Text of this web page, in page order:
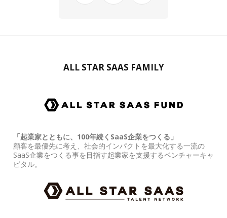
ALL STAR SAAS FAMILY
「起業家とともに、100年続くSaaS企業をつくる」
顧客を最優先に考え、社会的インパクトを最大化する一流の
SaaS企業をつくる事を目指す起業家を支援するベンチャーキャ
ピタル。